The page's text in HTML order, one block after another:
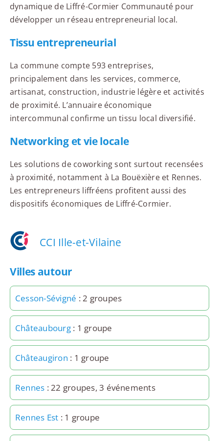
dynamique de Liffré-Cormier Communauté pour
développer un réseau entrepreneurial local.
Tissu entrepreneurial
La commune compte 593 entreprises,
principalement dans les services, commerce,
artisanat, construction, industrie légère et activités
de proximité. L’annuaire économique
intercommunal confirme un tissu local diversifié.
Networking et vie locale
Les solutions de coworking sont surtout recensées
à proximité, notamment à La Bouëxière et Rennes.
Les entrepreneurs liffréens profitent aussi des
dispositifs économiques de Liffré-Cormier.
CCI Ille-et-Vilaine
Villes autour
Cesson-Sévigné : 2 groupes
Châteaubourg: 1 groupe
Châteaugiron : 1 groupe
Rennes : 22 groupes, 3 événements
Rennes Est : 1 groupe